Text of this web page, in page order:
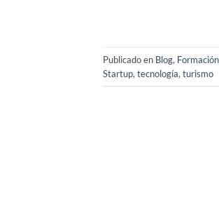
Publicado en Blog,
Startup, tecnología, turismo